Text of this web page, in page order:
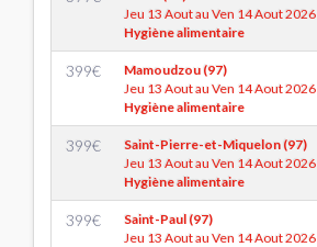
Jeu 13 Aout au Ven 14 Aout 2026
Hygiène alimentaire
399€
Mamoudzou (97)
Jeu 13 Aout au Ven 14 Aout 2026
Hygiène alimentaire
399€
Saint-Pierre-et-Miquelon (97)
Jeu 13 Aout au Ven 14 Aout 2026
Hygiène alimentaire
399€
Saint-Paul (97)
Jeu 13 Aout au Ven 14 Aout 2026